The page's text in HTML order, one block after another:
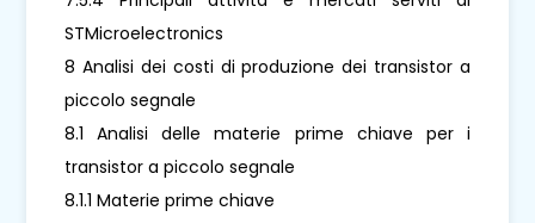
STMicroelectronics
8 Analisi dei costi di produzione dei transistor a
piccolo segnale
8.1 Analisi delle materie prime chiave per i
transistor a piccolo segnale
8.1.1 Materie prime chiave